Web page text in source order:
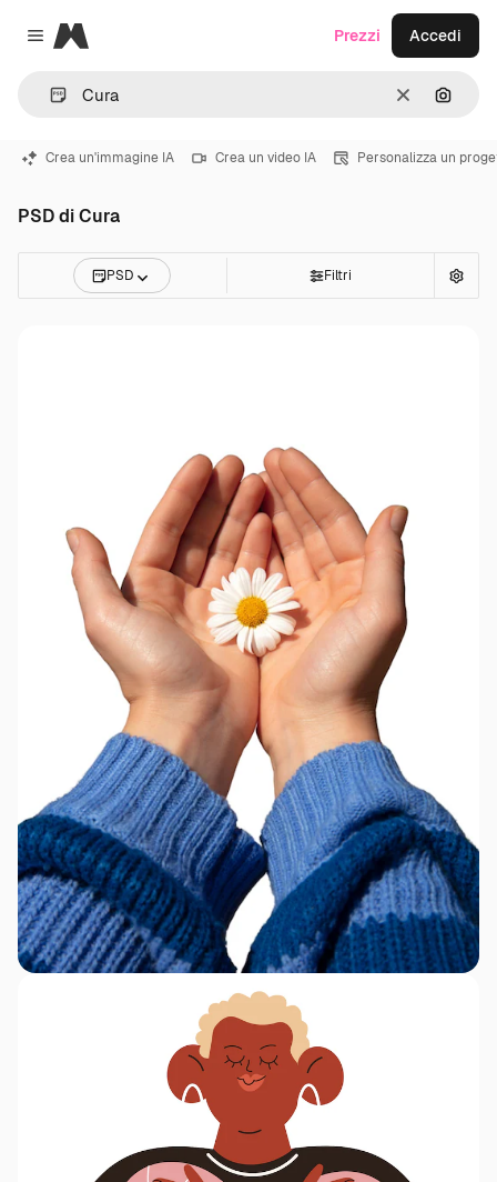
Close menu
Magnific
CancellaCerca
Prezzi Accedi
Crea un'immagine IA Crea un video IA Personalizza un
PSD di Cura
PSD Filtri